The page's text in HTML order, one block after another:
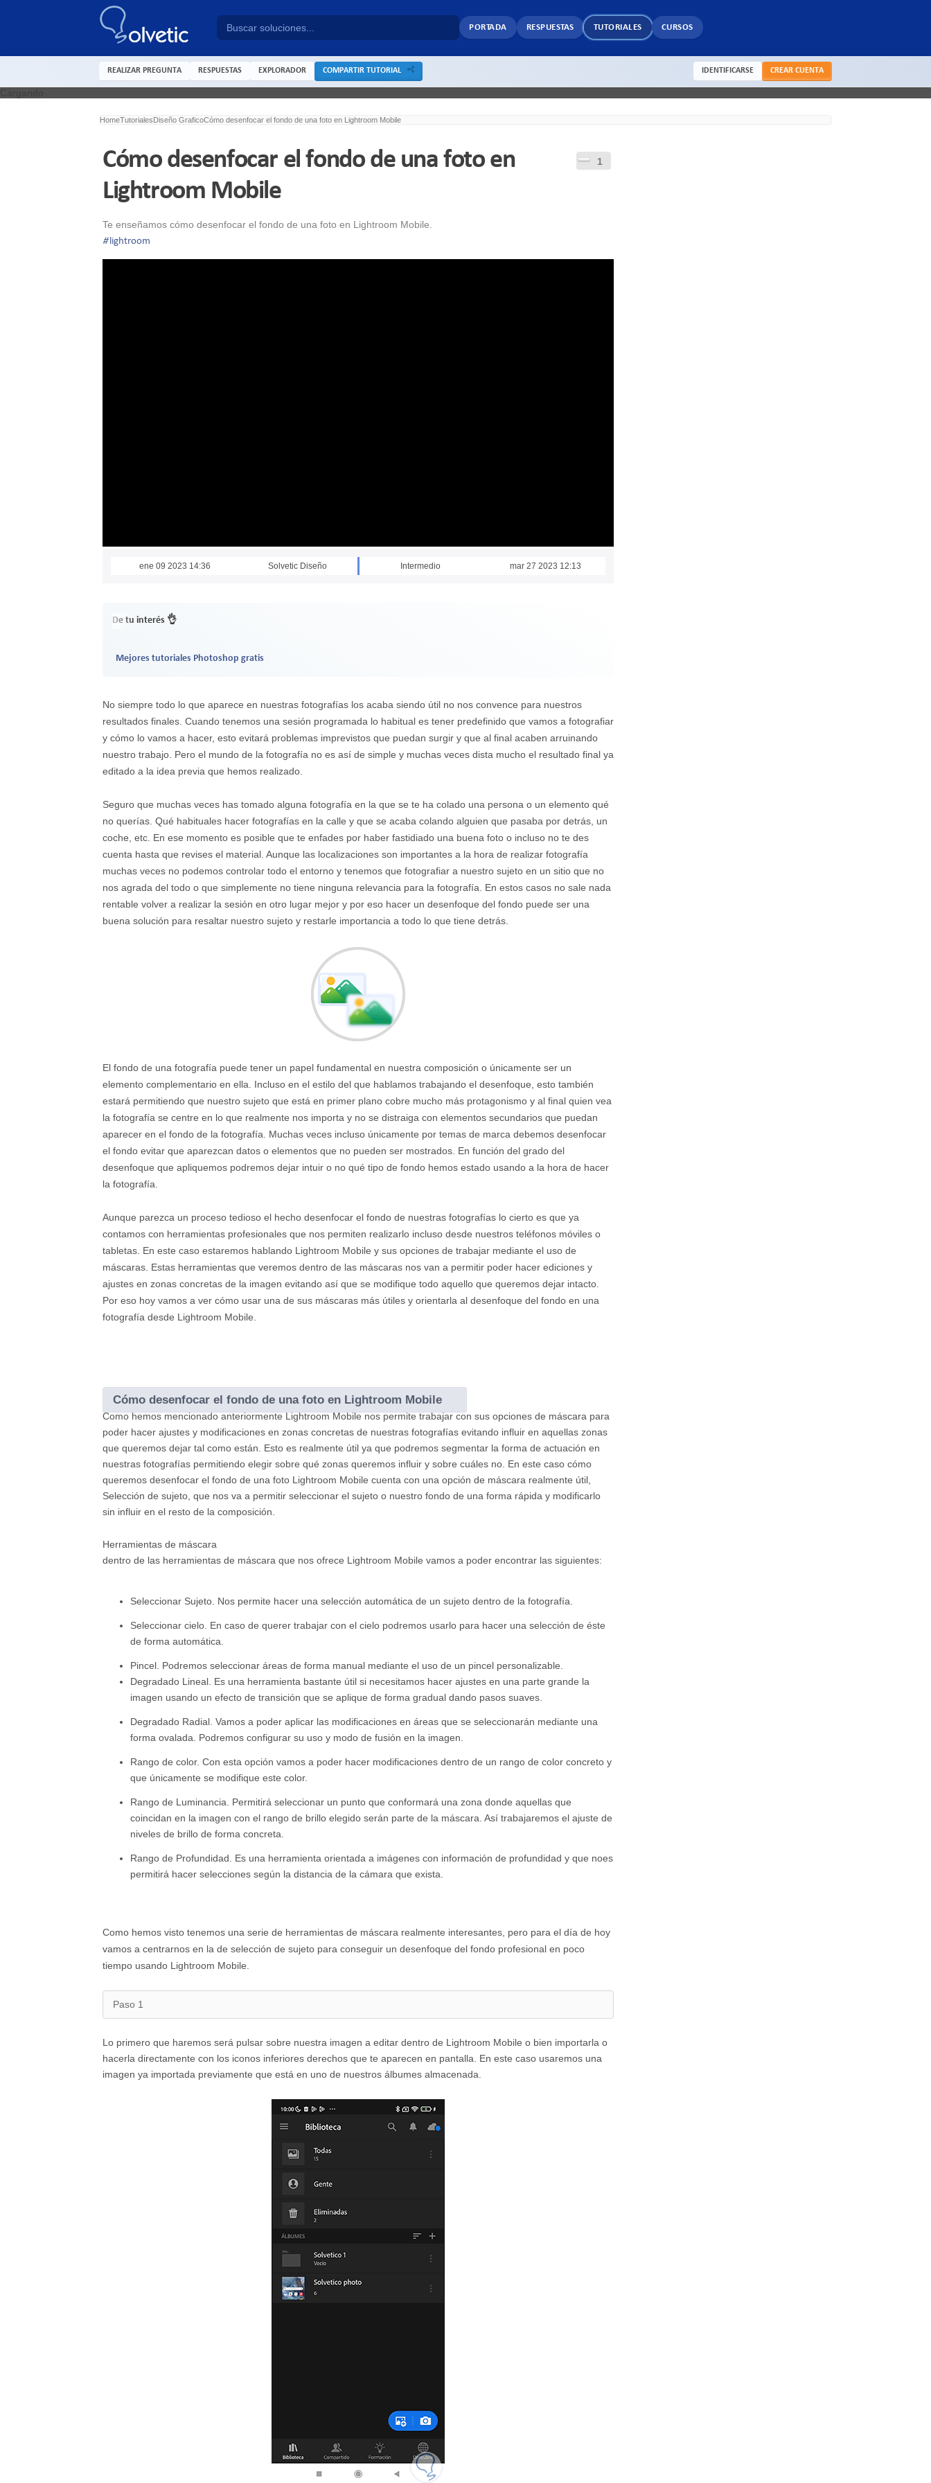
PORTADA RESPUESTAS TUTORIALES CURSOS
REALIZAR PREGUNTA RESPUESTAS EXPLORADOR COMPARTIR TUTORIAL IDENTIFICARSE CREAR CUENTA
HomeTutorialesDiseño GraficoCómo desenfocar el fondo de una foto en Lightroom Mobile
1
Cómo desenfocar el fondo de una foto en
Lightroom Mobile
Te enseñamos cómo desenfocar el fondo de una foto en Lightroom Mobile.
# lightroom
ene 09 2023 14:36 Solvetic Diseño Intermedio mar 27 2023 12:13
De tu interés 👌
Mejores tutoriales Photoshop gratis
No siempre todo lo que aparece en nuestras fotografías los acaba siendo útil no nos convence para nuestros
resultados finales. Cuando tenemos una sesión programada lo habitual es tener predefinido que vamos a fotografiar
y cómo lo vamos a hacer, esto evitará problemas imprevistos que puedan surgir y que al final acaben arruinando
nuestro trabajo. Pero el mundo de la fotografía no es así de simple y muchas veces dista mucho el resultado final ya
editado a la idea previa que hemos realizado.
Seguro que muchas veces has tomado alguna fotografía en la que se te ha colado una persona o un elemento qué
no querías. Qué habituales hacer fotografías en la calle y que se acaba colando alguien que pasaba por detrás, un
coche, etc. En ese momento es posible que te enfades por haber fastidiado una buena foto o incluso no te des
cuenta hasta que revises el material. Aunque las localizaciones son importantes a la hora de realizar fotografía
muchas veces no podemos controlar todo el entorno y tenemos que fotografiar a nuestro sujeto en un sitio que no
nos agrada del todo o que simplemente no tiene ninguna relevancia para la fotografía. En estos casos no sale nada
rentable volver a realizar la sesión en otro lugar mejor y por eso hacer un desenfoque del fondo puede ser una
buena solución para resaltar nuestro sujeto y restarle importancia a todo lo que tiene detrás.
El fondo de una fotografía puede tener un papel fundamental en nuestra composición o únicamente ser un
elemento complementario en ella. Incluso en el estilo del que hablamos trabajando el desenfoque, esto también
estará permitiendo que nuestro sujeto que está en primer plano cobre mucho más protagonismo y al final quien vea
la fotografía se centre en lo que realmente nos importa y no se distraiga con elementos secundarios que puedan
aparecer en el fondo de la fotografía. Muchas veces incluso únicamente por temas de marca debemos desenfocar
el fondo evitar que aparezcan datos o elementos que no pueden ser mostrados. En función del grado del
desenfoque que apliquemos podremos dejar intuir o no qué tipo de fondo hemos estado usando a la hora de hacer
la fotografía.
Aunque parezca un proceso tedioso el hecho desenfocar el fondo de nuestras fotografías lo cierto es que ya
contamos con herramientas profesionales que nos permiten realizarlo incluso desde nuestros teléfonos móviles o
tabletas. En este caso estaremos hablando Lightroom Mobile y sus opciones de trabajar mediante el uso de
máscaras. Estas herramientas que veremos dentro de las máscaras nos van a permitir poder hacer ediciones y
ajustes en zonas concretas de la imagen evitando así que se modifique todo aquello que queremos dejar intacto.
Por eso hoy vamos a ver cómo usar una de sus máscaras más útiles y orientarla al desenfoque del fondo en una
fotografía desde Lightroom Mobile.
Cómo desenfocar el fondo de una foto en Lightroom Mobile
Como hemos mencionado anteriormente Lightroom Mobile nos permite trabajar con sus opciones de máscara para
poder hacer ajustes y modificaciones en zonas concretas de nuestras fotografías evitando influir en aquellas zonas
que queremos dejar tal como están. Esto es realmente útil ya que podremos segmentar la forma de actuación en
nuestras fotografías permitiendo elegir sobre qué zonas queremos influir y sobre cuáles no. En este caso cómo
queremos desenfocar el fondo de una foto Lightroom Mobile cuenta con una opción de máscara realmente útil,
Selección de sujeto, que nos va a permitir seleccionar el sujeto o nuestro fondo de una forma rápida y modificarlo
sin influir en el resto de la composición.
Herramientas de máscara
dentro de las herramientas de máscara que nos ofrece Lightroom Mobile vamos a poder encontrar las siguientes:
Seleccionar Sujeto. Nos permite hacer una selección automática de un sujeto dentro de la fotografía.
Seleccionar cielo. En caso de querer trabajar con el cielo podremos usarlo para hacer una selección de éste
de forma automática.
Pincel. Podremos seleccionar áreas de forma manual mediante el uso de un pincel personalizable.
Degradado Lineal. Es una herramienta bastante útil si necesitamos hacer ajustes en una parte grande la
imagen usando un efecto de transición que se aplique de forma gradual dando pasos suaves.
Degradado Radial. Vamos a poder aplicar las modificaciones en áreas que se seleccionarán mediante una
forma ovalada. Podremos configurar su uso y modo de fusión en la imagen.
Rango de color. Con esta opción vamos a poder hacer modificaciones dentro de un rango de color concreto y
que únicamente se modifique este color.
Rango de Luminancia. Permitirá seleccionar un punto que conformará una zona donde aquellas que
coincidan en la imagen con el rango de brillo elegido serán parte de la máscara. Así trabajaremos el ajuste de
niveles de brillo de forma concreta.
Rango de Profundidad. Es una herramienta orientada a imágenes con información de profundidad y que noes
permitirá hacer selecciones según la distancia de la cámara que exista.
Como hemos visto tenemos una serie de herramientas de máscara realmente interesantes, pero para el día de hoy
vamos a centrarnos en la de selección de sujeto para conseguir un desenfoque del fondo profesional en poco
tiempo usando Lightroom Mobile.
Paso 1
Lo primero que haremos será pulsar sobre nuestra imagen a editar dentro de Lightroom Mobile o bien importarla o
hacerla directamente con los iconos inferiores derechos que te aparecen en pantalla. En este caso usaremos una
imagen ya importada previamente que está en uno de nuestros álbumes almacenada.